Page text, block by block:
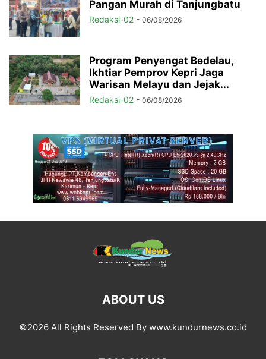
Pangan Murah di Tanjungbatu
Redaksi-02 - 06/08/2026
Program Penyengat Bedelau,
Ikhtiar Pemprov Kepri Jaga
Warisan Melayu dan Jejak...
Redaksi-02 - 06/08/2026
ABOUT US
©2026 All Rights Reserved By www.kundurnews.co.id